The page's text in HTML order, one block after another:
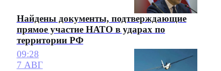
Найдены документы, подтверждающие
прямое участие НАТО в ударах по
территории РФ
09:28
7 АВГ